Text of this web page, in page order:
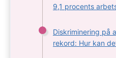
9,1 procents
Diskriminering på
rekord: Hur kan